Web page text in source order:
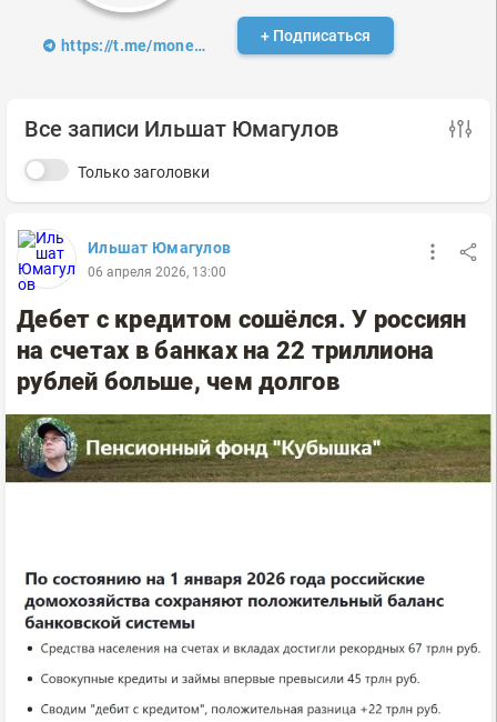
https://t.me/moneybag2034
+ Подписаться
Все записи Ильшат Юмагулов
Только заголовки
Ильшат Юмагулов
06 апреля 2026, 13:00
Дебет с кредитом сошёлся. У россиян
на счетах в банках на 22 триллиона
рублей больше, чем долгов